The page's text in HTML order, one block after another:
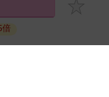
書僅能以金石堂專屬
讀器或直接下載檔案。
倍